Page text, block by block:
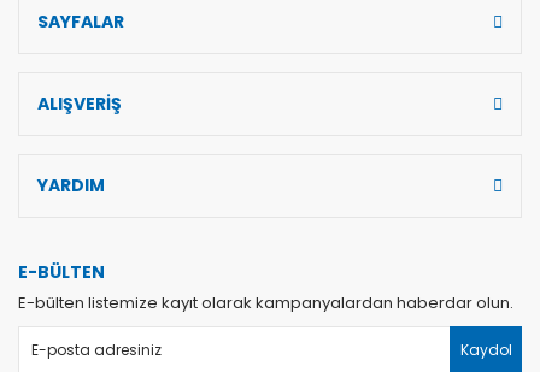
SAYFALAR
ALIŞVERİŞ
YARDIM
E-BÜLTEN
E-bülten listemize kayıt olarak kampanyalardan haberdar olun.
Kaydol